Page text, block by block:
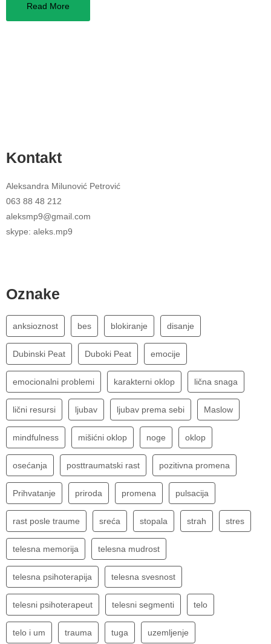
Read More
Kontakt
Aleksandra Milunović Petrović
063 88 48 212
aleksmp9@gmail.com
skype: aleks.mp9
Oznake
anksioznost bes blokiranje disanje
Dubinski Peat Duboki Peat emocije
emocionalni problemi karakterni oklop lična snaga
lični resursi ljubav ljubav prema sebi Maslow
mindfulness mišićni oklop noge oklop
osećanja posttraumatski rast pozitivna promena
Prihvatanje priroda promena pulsacija
rast posle traume sreća stopala strah stres
telesna memorija telesna mudrost
telesna psihoterapija telesna svesnost
telesni psihoterapeut telesni segmenti telo
telo i um trauma tuga uzemljenje